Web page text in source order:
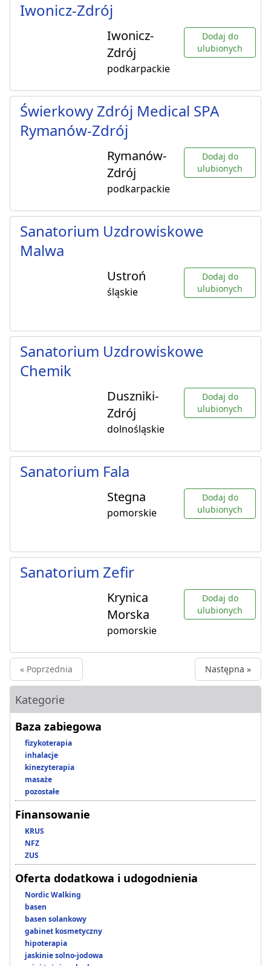
Iwonicz-Zdrój
Iwonicz-
Zdrój
podkarpackie
Dodaj do
ulubionych
Świerkowy Zdrój Medical SPA
Rymanów-Zdrój
Rymanów-
Zdrój
podkarpackie
Dodaj do
ulubionych
Sanatorium Uzdrowiskowe
Malwa
Ustroń
śląskie
Dodaj do
ulubionych
Sanatorium Uzdrowiskowe
Chemik
Duszniki-
Zdrój
dolnośląskie
Dodaj do
ulubionych
Sanatorium Fala
Stegna
pomorskie
Dodaj do
ulubionych
Sanatorium Zefir
Krynica
Morska
pomorskie
Dodaj do
ulubionych
« Poprzednia Następna »
Kategorie
Baza zabiegowa
fizykoterapia
inhalacje
kinezyterapia
masaże
pozostałe
Finansowanie
KRUS
NFZ
ZUS
Oferta dodatkowa i udogodnienia
Nordic Walking
basen
basen solankowy
gabinet kosmetyczny
hipoterapia
jaskinie solno-jodowa